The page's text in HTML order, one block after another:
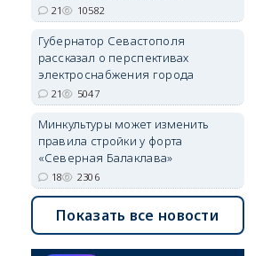
21 10582
Губернатор Севастополя
рассказал о перспективах
электроснабжения города
21 5047
Минкультуры может изменить
правила стройки у форта
«Северная Балаклава»
18 2306
Показать все новости